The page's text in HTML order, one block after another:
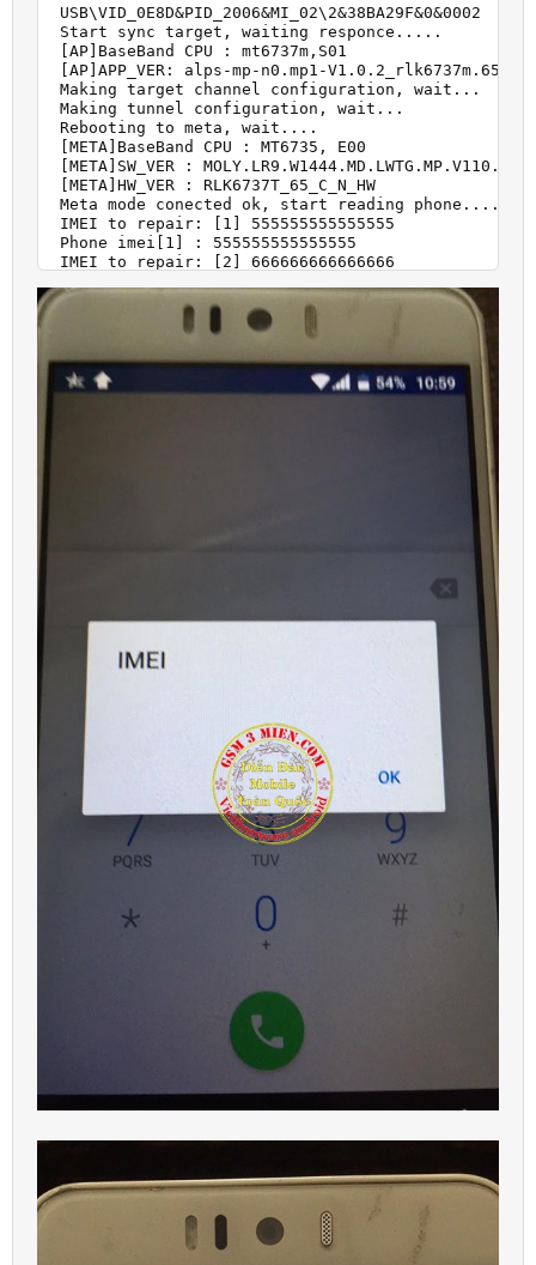
USB\VID_0E8D&PID_2006&MI_02\2&38BA29F&0&0002
Start sync target, waiting responce.....
[AP]BaseBand CPU : mt6737m,S01
[AP]APP_VER: alps-mp-n0.mp1-
Making target channel configuration, wait...
Making tunnel configuration, wait...
Rebooting to meta, wait....
[META]BaseBand CPU : MT6735, E00
[META]SW_VER :
[META]HW_VER : RLK6737T_65_C_N_HW
Meta mode conected ok, start reading phone....
IMEI to repair: [1] 555555555555555
Phone imei[1] : 555555555555555
IMEI to repair: [2] 666666666666666
Clean Boot flag ok.